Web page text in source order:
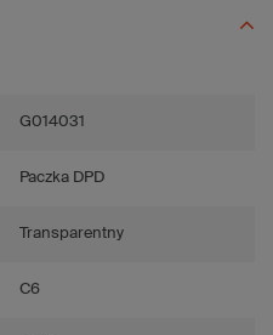
G014031
Paczka DPD
Transparentny
C6